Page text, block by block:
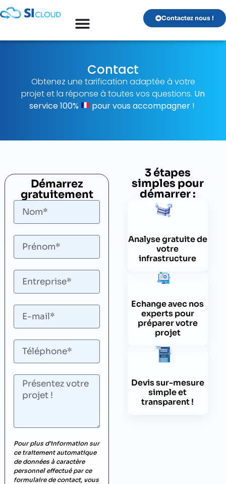
Contactez nous !
Contact
Obtenez une tarification adaptée à votre
projet et la réponse à toutes vos questions. Un
service 100%
pour vous accompagner !
Démarrez
gratuitement
Pour plus d’information sur
ce traitement automatique
de données à caractère
personnel effectué par ce
formulaire de contact, vous
3 étapes
simples pour
démarrer :
Analyse gratuite de
votre
infrastructure
Echange avec nos
experts pour
préparer votre
projet
Devis sur-mesure
simple et
transparent !